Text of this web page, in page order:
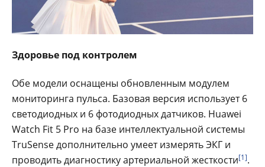
Здоровье под контролем
Обе модели оснащены обновленным модулем
мониторинга пульса. Базовая версия использует 6
светодиодных и 6 фотодиодных датчиков. Huawei
Watch Fit 5 Pro на базе интеллектуальной системы
TruSense дополнительно умеет измерять ЭКГ и
проводить диагностику артериальной жесткости[1].